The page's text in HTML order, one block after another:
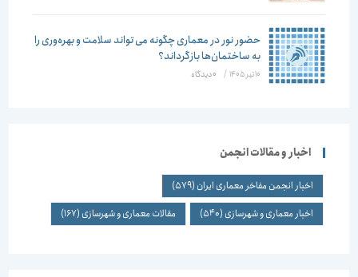
حضور نور در معماری چگونه می تواند سلامت و بهره‌وری را
به ساختمان‌ها بازگرداند؟
10 تیر 1405 / ۰ دیدگاه
اخبار و مقالات انجمن
اخبار انجمن مفاخر معماری ایران(579)
اخبار معماری و شهرسازی(540) مقالات معماری و شهرسازی(167)